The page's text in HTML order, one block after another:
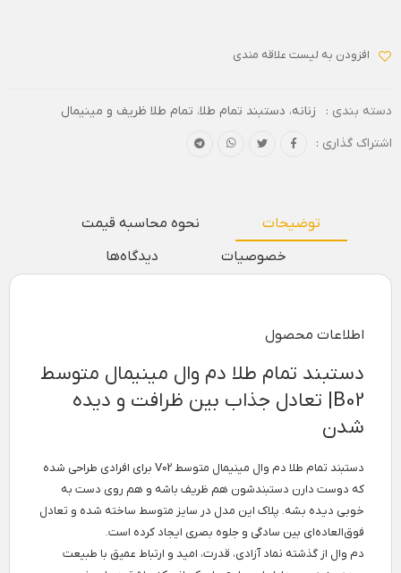
افزودن به لیست علاقه مندی
دسته بندی : زنانه، دستبند تمام طلا، تمام طلا ظریف و مینیمال
اشتراک گذاری :
توضیحات
نحوه محاسبه قیمت
خصوصیات
دیدگاه‌ها
اطلاعات محصول
دستبند تمام طلا دم وال مینیمال متوسط
B02| تعادل جذاب بین ظرافت و دیده
شدن
دستبند تمام طلا دم وال مینیمال متوسط V02 برای افرادی طراحی شده
که دوست دارن دستبندشون هم ظریف باشه و هم روی دست به
خوبی دیده بشه. پلاک این مدل در سایز متوسط ساخته شده و تعادل
فوق‌العاده‌ای بین سادگی و جلوه بصری ایجاد کرده است.
دم وال از گذشته نماد آزادی، قدرت، امید و ارتباط عمیق با طبیعت